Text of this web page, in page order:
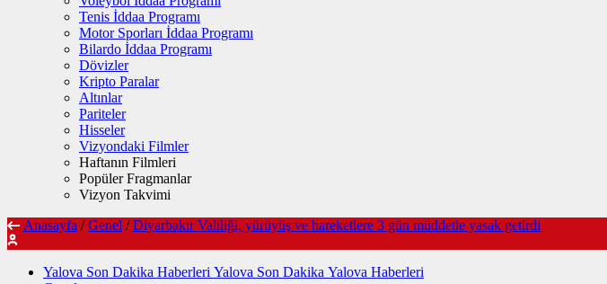
Tenis İddaa Programı
Motor Sporları İddaa Programı
Bilardo İddaa Programı
Dövizler
Kripto Paralar
Altınlar
Pariteler
Hisseler
Vizyondaki Filmler
Haftanın Filmleri
Popüler Fragmanlar
Vizyon Takvimi
Anasayfa / Genel / Diyarbakır Valiliği, yürüyüş ve hareketlere 3 gün müddetle yasak getirdi
Yalova Son Dakika Haberleri Yalova Son Dakika Yalova Haberleri